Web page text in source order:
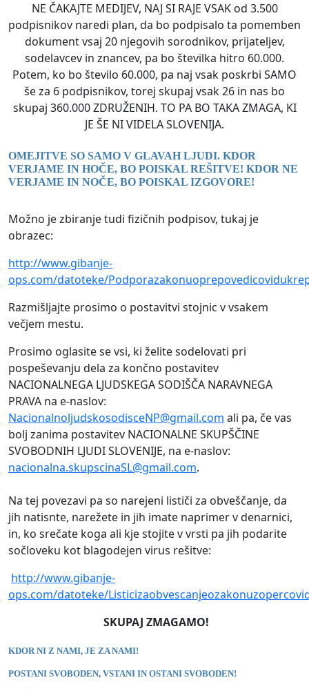
NE ČAKAJTE MEDIJEV, NAJ SI RAJE VSAK od 3.500
podpisnikov naredi plan, da bo podpisalo ta pomemben
dokument vsaj 20 njegovih sorodnikov, prijateljev,
sodelavcev in znancev, pa bo številka hitro 60.000.
Potem, ko bo število 60.000, pa naj vsak poskrbi SAMO
še za 6 podpisnikov, torej skupaj vsak 26 in nas bo
skupaj 360.000 ZDRUŽENIH. TO PA BO TAKA ZMAGA, KI
JE ŠE NI VIDELA SLOVENIJA.
OMEJITVE SO SAMO V GLAVAH LJUDI. KDOR
VERJAME IN HOČE, BO POISKAL REŠITVE! KDOR NE
VERJAME IN NOČE, BO POISKAL IZGOVORE!
Možno je zbiranje tudi fizičnih podpisov, tukaj je
obrazec:
http://www.gibanje-
ops.com/datoteke/
Razmišljajte prosimo o postavitvi stojnic v vsakem
večjem mestu.
Prosimo oglasite se vsi, ki želite sodelovati pri
pospeševanju dela za končno postavitev
NACIONALNEGA LJUDSKEGA SODIŠČA NARAVNEGA
PRAVA na e-naslov:
NacionalnoljudskosodisceNP@gmail.com ali pa, če vas
bolj zanima postavitev NACIONALNE SKUPŠČINE
SVOBODNIH LJUDI SLOVENIJE, na e-naslov:
nacionalna.skupscinaSL@gmail.com.
Na tej povezavi pa so narejeni lističi za obveščanje, da
jih natisnte, narežete in jih imate naprimer v denarnici,
in, ko srečate koga ali kje stojite v vrsti pa jih podarite
sočloveku kot blagodejen virus rešitve:
http://www.gibanje-
ops.com/datoteke/
SKUPAJ ZMAGAMO!
KDOR NI Z NAMI, JE ZA NAMI!
POSTANI SVOBODEN, VSTANI IN OSTANI SVOBODEN!